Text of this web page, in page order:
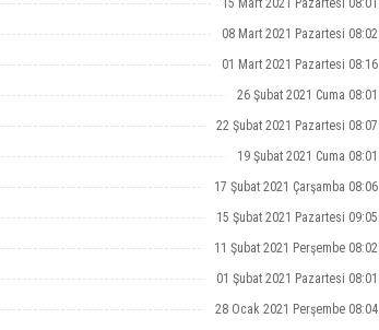
15 Mart 2021 Pazartesi 08:01
08 Mart 2021 Pazartesi 08:02
01 Mart 2021 Pazartesi 08:16
26 Şubat 2021 Cuma 08:01
22 Şubat 2021 Pazartesi 08:07
19 Şubat 2021 Cuma 08:01
17 Şubat 2021 Çarşamba 08:06
15 Şubat 2021 Pazartesi 09:05
11 Şubat 2021 Perşembe 08:02
01 Şubat 2021 Pazartesi 08:01
28 Ocak 2021 Perşembe 08:04